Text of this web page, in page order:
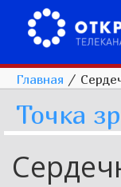
Главная /
Точка